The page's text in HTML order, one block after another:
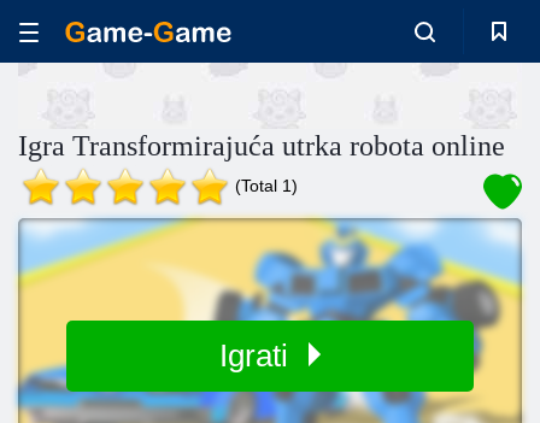
Igra Transformirajuća utrka robota online
(Total 1)
Igrati